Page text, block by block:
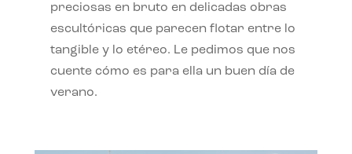
preciosas en bruto en delicadas obras
escultóricas que parecen flotar entre lo
tangible y lo etéreo. Le pedimos que nos
cuente cómo es para ella un buen día de
verano.